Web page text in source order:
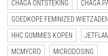
CHAGA ONTSTEKING CHAGA
GOEDKOPE FEMINIZED
HHC GUMMIES KOPEN
MCMYCRO MICRODOSING